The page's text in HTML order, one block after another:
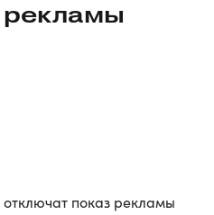
рекламы
показ рекламы